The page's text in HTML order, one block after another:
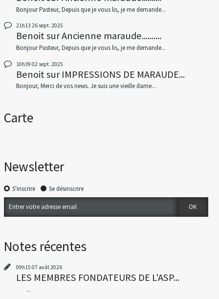
Bonjour Pasteur, Depuis que je vous lis, je me demande...
21h13 26 sept. 2025
BenoitsurAncienne maraude..........
Bonjour Pasteur, Depuis que je vous lis, je me demande...
10h39 02 sept. 2025
BenoitsurIMPRESSIONS DE MARAUDE...
Bonjour, Merci de vos news. Je suis une vieille dame...
Carte
Newsletter
S'inscrire Se désinscrire
Notes récentes
09h15 07 août 2026
LES MEMBRES FONDATEURS DE L'ASP...
...